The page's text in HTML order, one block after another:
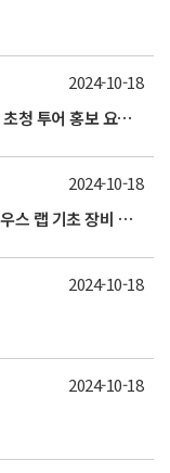
[현대로템] 2024 TOGETHER ROTEM 본사 초청 투어 홍보 요청의 건 (11/5)
2024-10-18
[교육]SNU 제약바이오인력양성센터 '싸토리우스 랩 기초 장비 교육 '
2024-10-18
2024-10-18
2024-10-18